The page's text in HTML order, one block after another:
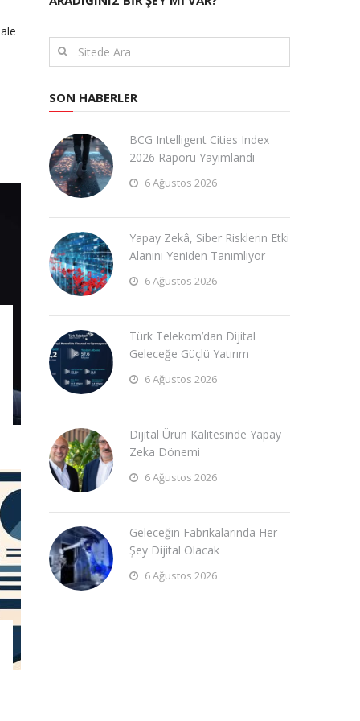
E-Ticarete
Siber Güvenlik Yeniden
SON HABERLER
BCG Intelligent Cities Index
2026 Raporu Yayımlandı
6 Ağustos 2026
Yapay Zekâ, Siber Risklerin Etki
Alanını Yeniden Tanımlıyor
6 Ağustos 2026
Türk Telekom’dan Dijital
Geleceğe Güçlü Yatırım
6 Ağustos 2026
Dijital Ürün Kalitesinde Yapay
Zeka Dönemi
6 Ağustos 2026
Geleceğin Fabrikalarında Her
Şey Dijital Olacak
6 Ağustos 2026